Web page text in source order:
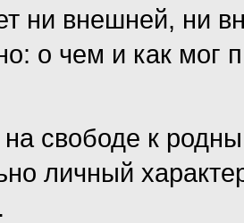
ни внешней, ни
о чем и как мог
свободе к
личный